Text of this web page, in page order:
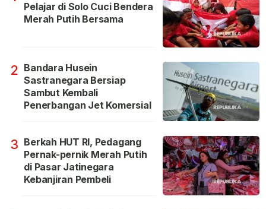
Pelajar di Solo Cuci Bendera
Merah Putih Bersama
2 Bandara Husein
Sastranegara Bersiap
Sambut Kembali
Penerbangan Jet Komersial
3 Berkah HUT RI, Pedagang
Pernak-pernik Merah Putih
di Pasar Jatinegara
Kebanjiran Pembeli